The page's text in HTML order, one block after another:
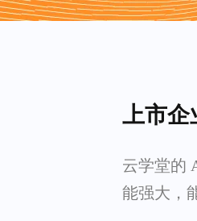
上市企
云学堂的
能强大，